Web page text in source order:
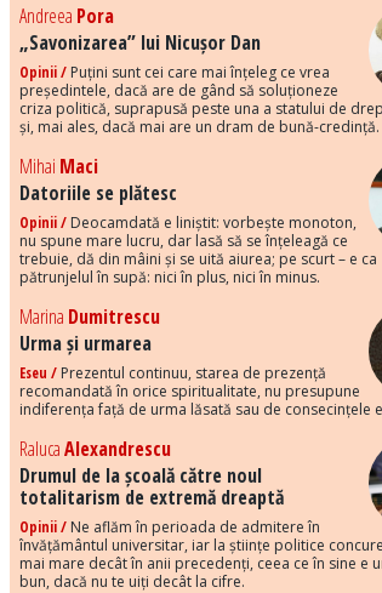
Andreea Pora
„Savonizarea” lui Nicușor Dan
Opinii / Puțini sunt cei care mai înțeleg ce vrea
președintele, dacă are de gând să soluționeze
criza politică, suprapusă peste una a statului de
și, mai ales, dacă mai are un dram de bună-credință.
Mihai Maci
Datoriile se plătesc
Opinii / Deocamdată e liniștit: vorbește monoton,
nu spune mare lucru, dar lasă să se înțeleagă ce
trebuie, dă din mâini și se uită aiurea; pe scurt – e ca
pătrunjelul în supă: nici în plus, nici în minus.
Marina Dumitrescu
Urma și urmarea
Eseu / Prezentul continuu, starea de prezență
recomandată în orice spiritualitate, nu presupune
indiferența față de urma lăsată sau de consecințele
RalucaAlexandrescu
Drumul de la școală către noul
totalitarism de extremă dreaptă
Opinii / Ne aflăm în perioada de admitere în
învățământul universitar, iar la științe politice
mai mare decât în anii precedenți, ceea ce în sine e
bun, dacă nu te uiți decât la cifre.